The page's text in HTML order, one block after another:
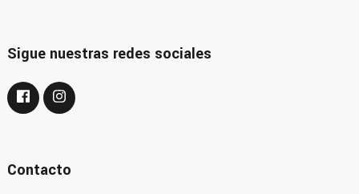
Sigue nuestras redes sociales
Contacto